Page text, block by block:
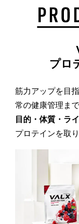
プロ
筋力アップを目
常の健康管理まで
目的・体質・ラ
プロテインを取